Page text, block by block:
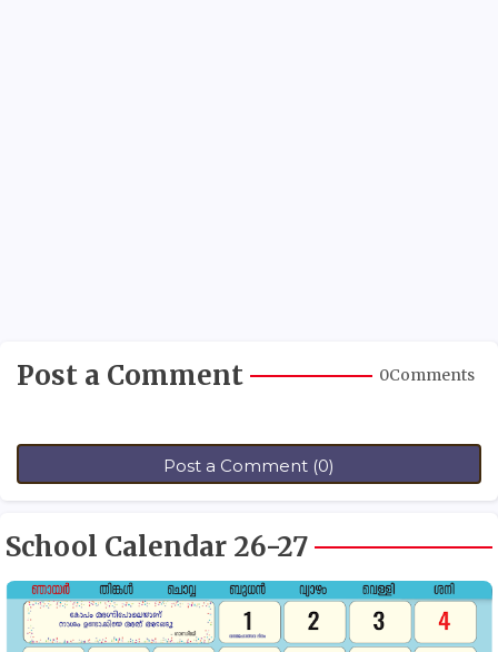
Post a Comment 0Comments
Post a Comment (0)
School Calendar 26-27